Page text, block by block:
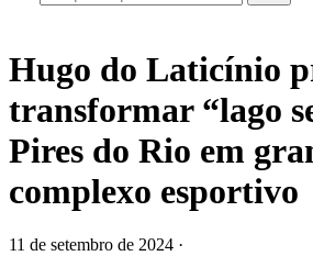
Hugo do Laticínio
transformar “lago
Pires do Rio em
complexo esportivo
11 de setembro de 2024 ·